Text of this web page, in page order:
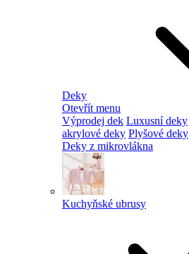
Deky
Otevřít menu
Výprodej dek Luxusní deky
akrylové deky Plyšové deky
Deky z mikrovlákna
Kuchyňské ubrusy